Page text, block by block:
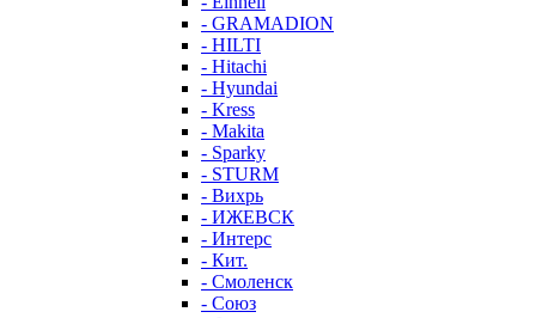
- GRAMADION
- HILTI
- Hitachi
- Hyundai
- Kress
- Makita
- Sparky
- STURM
- Вихрь
- ИЖЕВСК
- Интерс
- Кит.
- Смоленск
- Союз